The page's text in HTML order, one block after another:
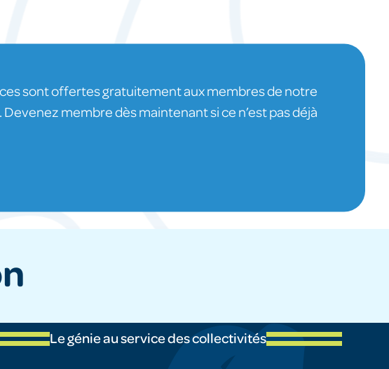
sont offertes gratuitement aux membres de notre
membre dès maintenant si ce n’est pas déjà
Le génie au service des collectivités